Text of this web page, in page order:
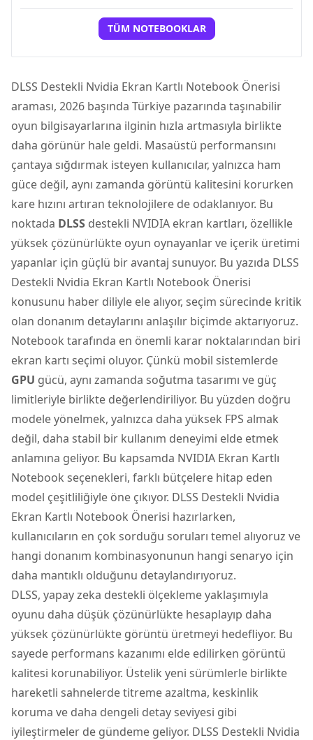
TÜM NOTEBOOKLAR
DLSS Destekli Nvidia Ekran Kartlı Notebook Önerisi
araması, 2026 başında Türkiye pazarında taşınabilir
oyun bilgisayarlarına ilginin hızla artmasıyla birlikte
daha görünür hale geldi. Masaüstü performansını
çantaya sığdırmak isteyen kullanıcılar, yalnızca ham
güce değil, aynı zamanda görüntü kalitesini korurken
kare hızını artıran teknolojilere de odaklanıyor. Bu
noktada DLSS destekli NVIDIA ekran kartları, özellikle
yüksek çözünürlükte oyun oynayanlar ve içerik üretimi
yapanlar için güçlü bir avantaj sunuyor. Bu yazıda DLSS
Destekli Nvidia Ekran Kartlı Notebook Önerisi
konusunu haber diliyle ele alıyor, seçim sürecinde kritik
olan donanım detaylarını anlaşılır biçimde aktarıyoruz.
Notebook tarafında en önemli karar noktalarından biri
ekran kartı seçimi oluyor. Çünkü mobil sistemlerde
GPU gücü, aynı zamanda soğutma tasarımı ve güç
limitleriyle birlikte değerlendiriliyor. Bu yüzden doğru
modele yönelmek, yalnızca daha yüksek FPS almak
değil, daha stabil bir kullanım deneyimi elde etmek
anlamına geliyor. Bu kapsamda NVIDIA Ekran Kartlı
Notebook seçenekleri, farklı bütçelere hitap eden
model çeşitliliğiyle öne çıkıyor. DLSS Destekli Nvidia
Ekran Kartlı Notebook Önerisi hazırlarken,
kullanıcıların en çok sorduğu soruları temel alıyoruz ve
hangi donanım kombinasyonunun hangi senaryo için
daha mantıklı olduğunu detaylandırıyoruz.
DLSS, yapay zeka destekli ölçekleme yaklaşımıyla
oyunu daha düşük çözünürlükte hesaplayıp daha
yüksek çözünürlükte görüntü üretmeyi hedefliyor. Bu
sayede performans kazanımı elde edilirken görüntü
kalitesi korunabiliyor. Üstelik yeni sürümlerle birlikte
hareketli sahnelerde titreme azaltma, keskinlik
koruma ve daha dengeli detay seviyesi gibi
iyileştirmeler de gündeme geliyor. DLSS Destekli Nvidia